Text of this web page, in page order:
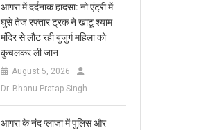
आगरा में दर्दनाक हादसा: नो एंट्री में
घुसे तेज रफ्तार ट्रक ने खाटू श्याम
मंदिर से लौट रही बुजुर्ग महिला को
कुचलकर ली जान
August 5, 2026
Dr. Bhanu Pratap Singh
आगरा के नंद प्लाजा में पुलिस और